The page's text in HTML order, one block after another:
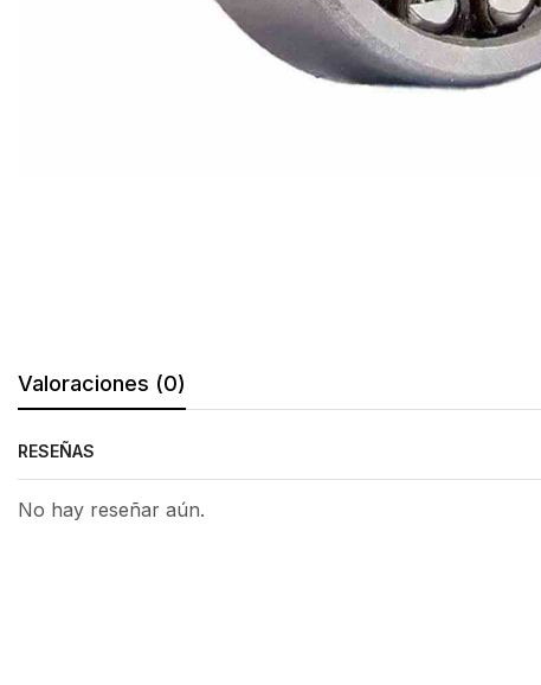
Valoraciones (0)
RESEÑAS
No hay reseñar aún.